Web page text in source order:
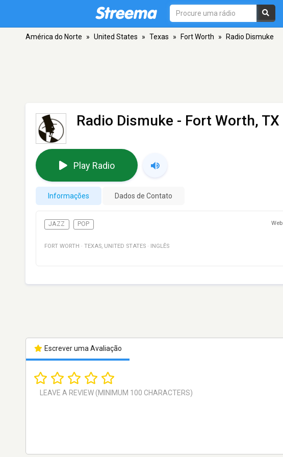
América do Norte » United States » Texas » Fort Worth » Radio Dismuke
Radio Dismuke - Fort Worth, TX
Play Radio
Informações Dados de Contato
JAZZ POP Web
FORT WORTH · TEXAS, UNITED STATES · INGLÊS
Escrever uma Avaliação